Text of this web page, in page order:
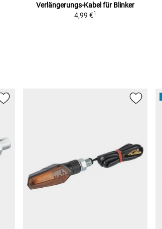
Verlängerungs-Kabel für Blinker
4,99 €1